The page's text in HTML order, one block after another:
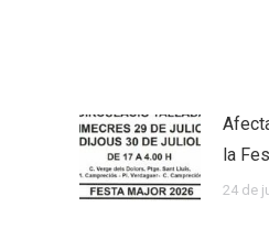
la
24 de